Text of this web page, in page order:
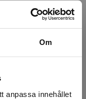
Om
anpassa innehållet
lillebror heta? är
vännerna i Port
och redaktionella